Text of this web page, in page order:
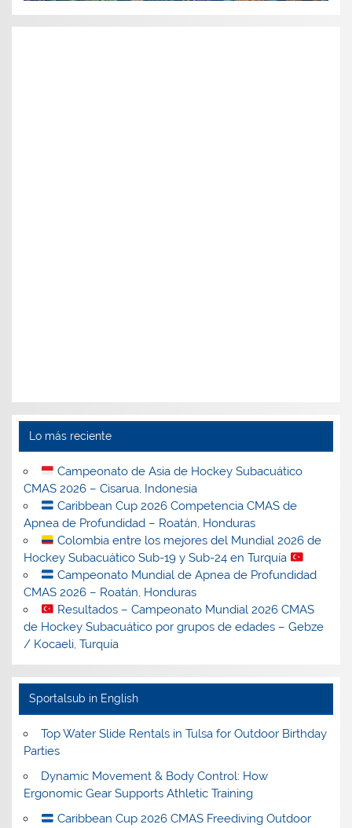
Lo más reciente
Campeonato de Asia de Hockey Subacuático
CMAS 2026 – Cisarua, Indonesia
Caribbean Cup 2026 Competencia CMAS de
Apnea de Profundidad – Roatán, Honduras
Colombia entre los mejores del Mundial 2026 de
Hockey Subacuático Sub-19 y Sub-24 en Turquía
Campeonato Mundial de Apnea de Profundidad
CMAS 2026 – Roatán, Honduras
Resultados – Campeonato Mundial 2026 CMAS
de Hockey Subacuático por grupos de edades – Gebze
/ Kocaeli, Turquía
Sportalsub in English
Top Water Slide Rentals in Tulsa for Outdoor Birthday
Parties
Dynamic Movement & Body Control: How
Ergonomic Gear Supports Athletic Training
Caribbean Cup 2026 CMAS Freediving Outdoor